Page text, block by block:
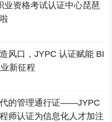
业资格考试认证中心琵琶
风口，JYPC 认证赋能 BI
新征程
的管理通行证——JYPC
师认证为信息化人才加注